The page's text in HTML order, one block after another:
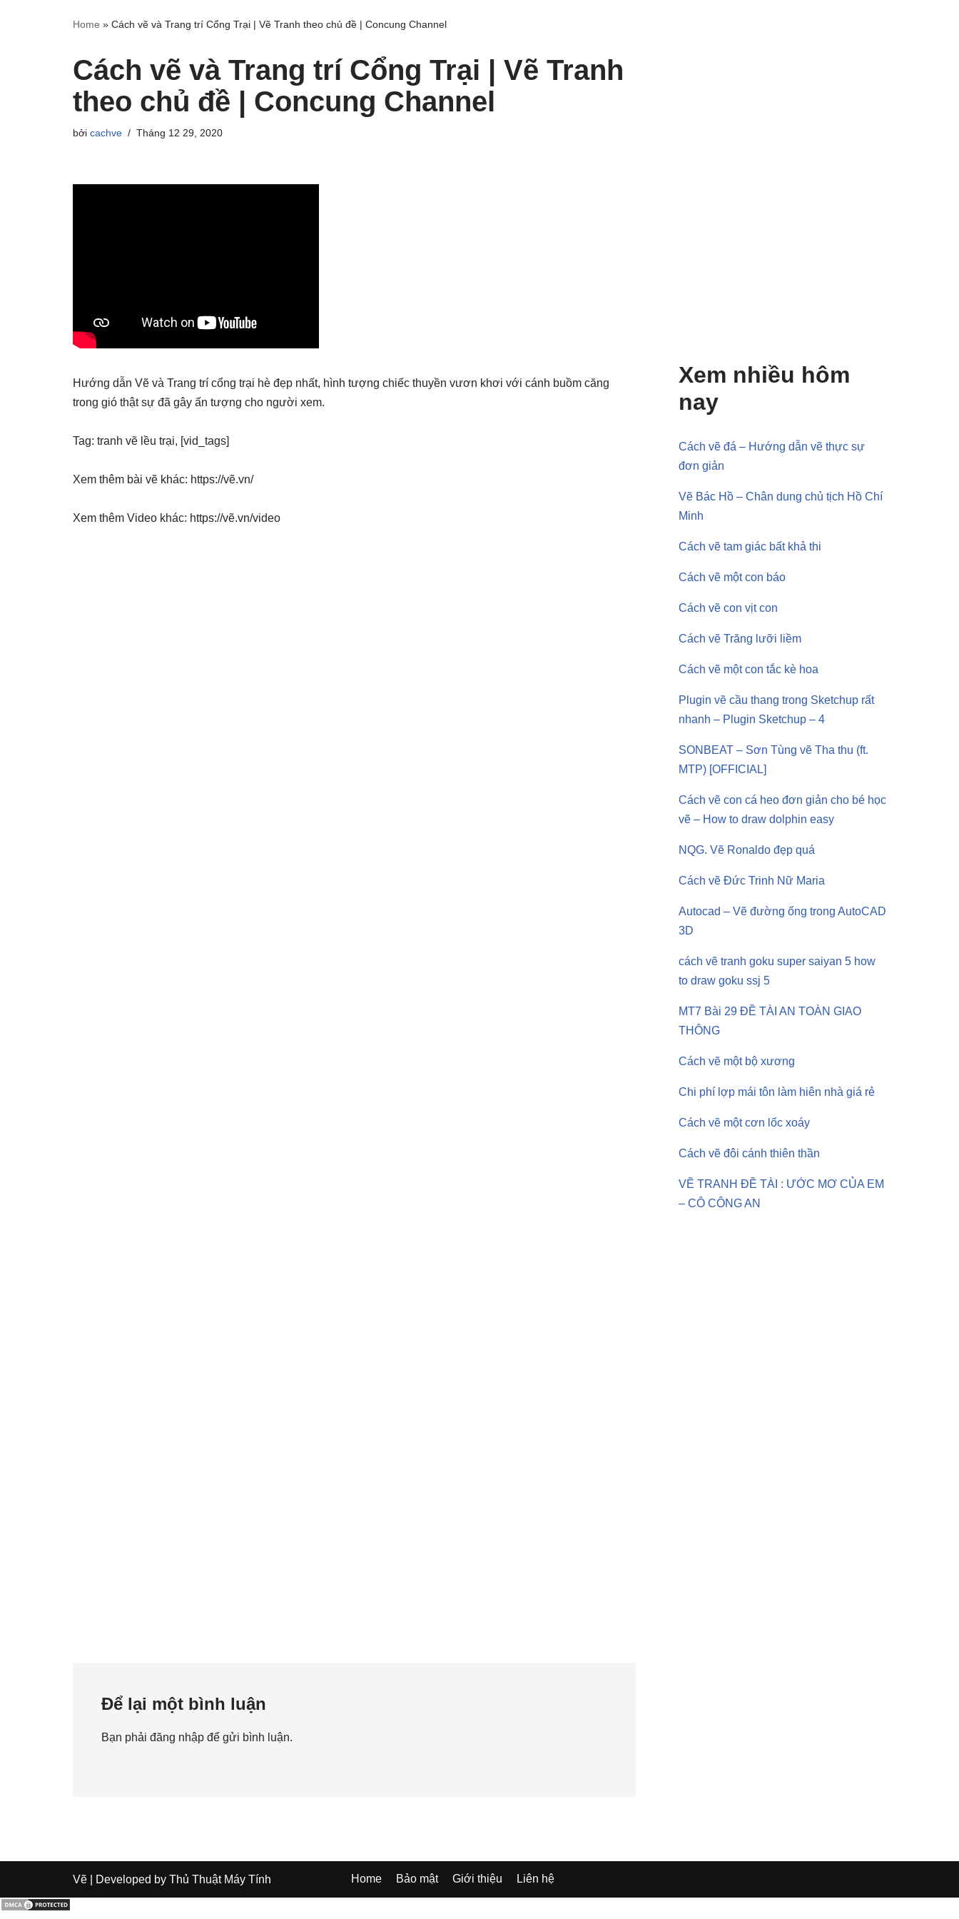
Home » Cách vẽ và Trang trí Cổng Trại | Vẽ Tranh theo chủ đề | Concung Channel
Cách vẽ và Trang trí Cổng Trại | Vẽ Tranh
theo chủ đề | Concung Channel
bởi cachve Tháng 12 29, 2020
Hướng dẫn Vẽ và Trang trí cổng trại hè đẹp nhất, hình tượng chiếc thuyền vươn khơi với cánh buồm căng
trong gió thật sự đã gây ấn tượng cho người xem.
Tag: tranh vẽ lều trại, [vid_tags]
Xem thêm bài vẽ khác: https://vẽ.vn/
Xem thêm Video khác: https://vẽ.vn/video
Để lại một bình luận
Bạn phải đăng nhập để gửi bình luận.
Xem nhiều hôm
nay
Cách vẽ đá – Hướng dẫn vẽ thực sự
đơn giản
Vẽ Bác Hồ – Chân dung chủ tịch Hồ Chí
Minh
Cách vẽ tam giác bất khả thi
Cách vẽ một con báo
Cách vẽ con vịt con
Cách vẽ Trăng lưỡi liềm
Cách vẽ một con tắc kè hoa
Plugin vẽ cầu thang trong Sketchup rất
nhanh – Plugin Sketchup – 4
SONBEAT – Sơn Tùng vẽ Tha thu (ft.
MTP) [OFFICIAL]
Cách vẽ con cá heo đơn giản cho bé học
vẽ – How to draw dolphin easy
NQG. Vẽ Ronaldo đẹp quá
Cách vẽ Đức Trinh Nữ Maria
Autocad – Vẽ đường ống trong AutoCAD
3D
cách vẽ tranh goku super saiyan 5 how
to draw goku ssj 5
MT7 Bài 29 ĐỀ TÀI AN TOÀN GIAO
THÔNG
Cách vẽ một bộ xương
Chi phí lợp mái tôn làm hiên nhà giá rẻ
Cách vẽ một cơn lốc xoáy
Cách vẽ đôi cánh thiên thần
VẼ TRANH ĐỀ TÀI : ƯỚC MƠ CỦA EM
– CÔ CÔNG AN
Vẽ | Developed by Thủ Thuật Máy Tính Home Bảo mật Giới thiệu Liên hệ